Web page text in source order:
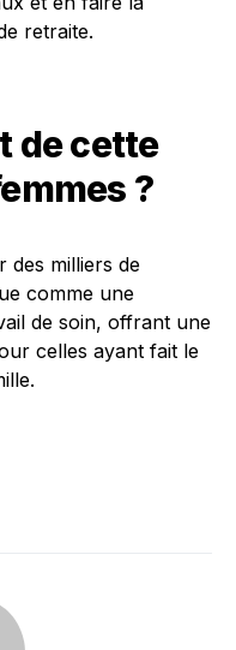
retraite.
de cette
?
des milliers de
comme une
de soin, offrant une
celles ayant fait le